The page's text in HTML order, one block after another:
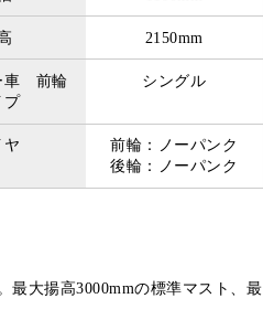
2150mm
車 前輪
プ
シングル
ヤ
前輪：ノーパンク
後輪：ノーパンク
最大揚高3000mmの標準マスト、最